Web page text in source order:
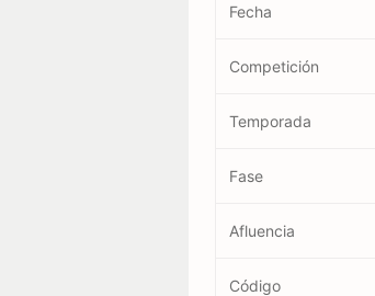
Fecha
Competición
Temporada
Fase
Afluencia
Código